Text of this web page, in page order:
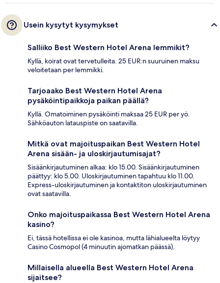
Usein kysytyt kysymykset
Salliiko Best Western Hotel Arena lemmikit?
Kyllä, koirat ovat tervetulleita. 25 EUR:n suuruinen maksu
veloitetaan per lemmikki.
Tarjoaako Best Western Hotel Arena
pysäköintipaikkoja paikan päällä?
Kyllä. Omatoiminen pysäköinti maksaa 25 EUR per yö.
Sähköauton latauspiste on saatavilla.
Mitkä ovat majoituspaikan Best Western Hotel
Arena sisään- ja uloskirjautumisajat?
Sisäänkirjautuminen alkaa: klo 15.00. Sisäänkirjautuminen
päättyy: klo 5.00. Uloskirjautuminen tapahtuu klo 11.00.
Express-uloskirjautuminen ja kontaktiton uloskirjautuminen
ovat saatavilla.
Onko majoituspaikassa Best Western Hotel Arena
kasino?
Ei, tässä hotellissa ei ole kasinoa, mutta lähialueelta löytyy
Casino Cosmopol (4 minuutin ajomatkan päässä).
Millaisella alueella Best Western Hotel Arena
sijaitsee?